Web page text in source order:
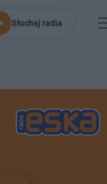
Słuchaj radia